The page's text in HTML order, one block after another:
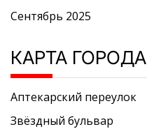
Сентябрь 2025
КАРТА ГОРОДА
Аптекарский переулок
Звёздный бульвар